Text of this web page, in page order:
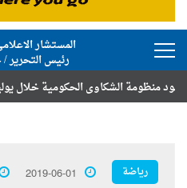
المستشار
رئيس
الشكاوى الحكومية خلال يوليو الماضي
رياضة 2019-06-01